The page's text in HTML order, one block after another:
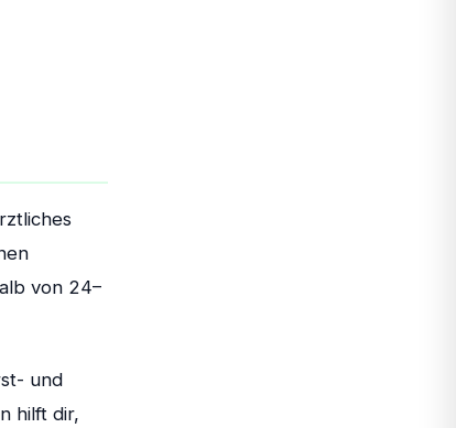
von 24–
und
hilft dir,